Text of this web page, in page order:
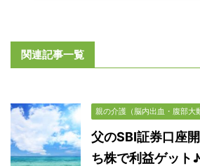
関連記事一覧
親の介護（脳内出血・腹部大
父のSBI証券口座
ち株で利益ゲット♪